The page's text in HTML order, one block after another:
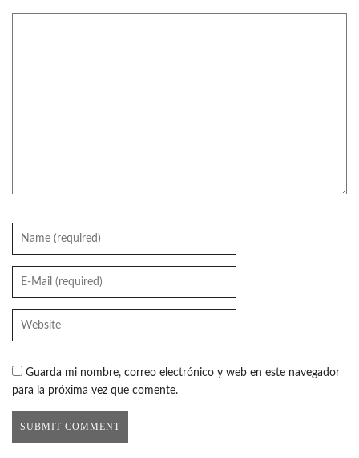
Guarda mi nombre, correo electrónico y web en este navegador
para la próxima vez que comente.